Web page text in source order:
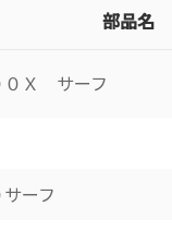
部品名
０Ｘ サーフ
ーフ